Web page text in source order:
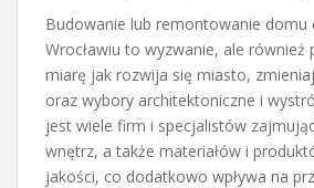
Budowanie lub remontowanie domu
Wrocławiu to wyzwanie, ale również
miarę jak rozwija się miasto,
oraz wybory architektoniczne i
jest wiele firm i specjalistów
wnętrz, a także materiałów i
jakości, co dodatkowo wpływa na